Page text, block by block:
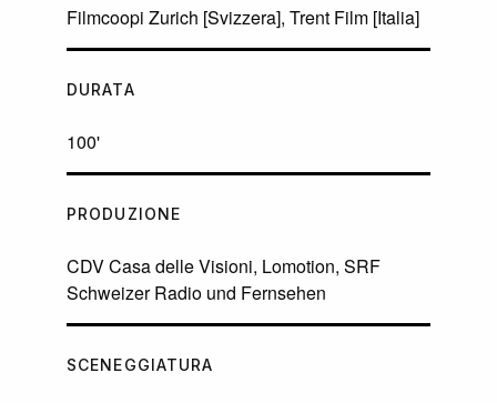
Filmcoopi Zurich [Svizzera], Trent Film [Italia]
DURATA
100'
PRODUZIONE
CDV Casa delle Visioni, Lomotion, SRF
Schweizer Radio und Fernsehen
SCENEGGIATURA